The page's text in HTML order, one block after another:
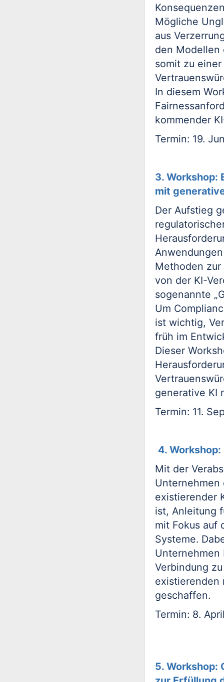
Mögliche
aus
den Modellen
somit zu
In diesem
kommender
Termin: 19.
3. Workshop:
mit
Der Aufstieg
Methoden
von der KI-
sogenannte
Um
ist wichtig,
früh im
Dieser
generative KI
Termin: 11.
4.
Mit der
Unternehmen
existierender
ist, Anleitung
mit Fokus auf
Systeme.
Verbindung
existierenden
geschaffen.
Termin: 8.
5. Workshop: